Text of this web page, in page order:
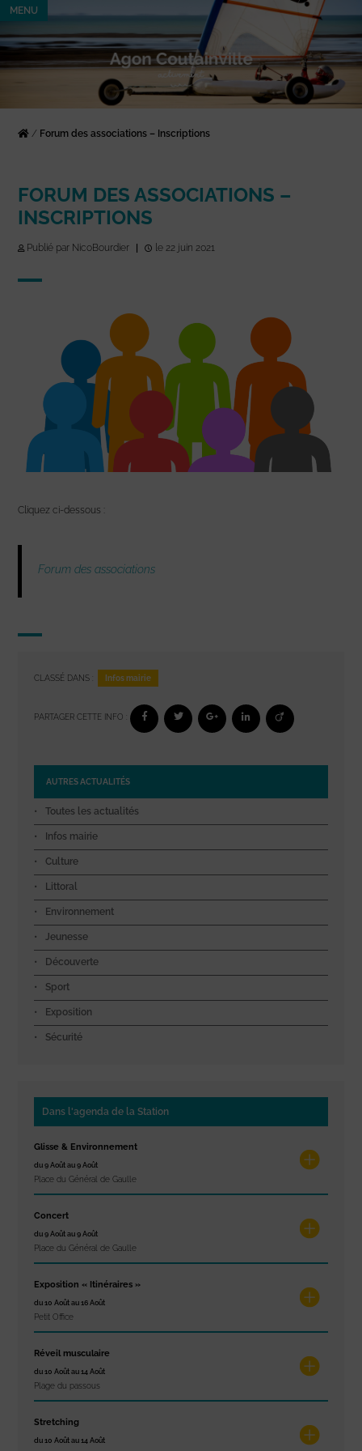
MENU
/ Forum des associations – Inscriptions
FORUM DES ASSOCIATIONS –
INSCRIPTIONS
Publié par NicoBourdier le 22 juin 2021
Cliquez ci-dessous :
Forum des associations
CLASSÉ DANS : Infos mairie
PARTAGER CETTE INFO :
AUTRES ACTUALITÉS
Toutes les actualités
Infos mairie
Culture
Littoral
Environnement
Jeunesse
Découverte
Sport
Exposition
Sécurité
Dans l'agenda de la Station
Glisse & Environnement
du 9 Août au 9 Août
Place du Général de Gaulle
Concert
du 9 Août au 9 Août
Place du Général de Gaulle
Exposition « Itinéraires »
du 10 Août au 16 Août
Petit Office
Réveil musculaire
du 10 Août au 14 Août
Plage du passous
Stretching
du 10 Août au 14 Août